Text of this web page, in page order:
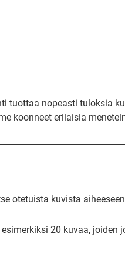
tuottaa nopeasti tuloksia
koonneet erilaisia
otetuista kuvista
20 kuvaa, joiden